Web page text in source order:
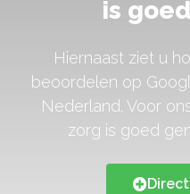
is
Hiernaast ziet u
beoordelen op
Nederland. Voor
zorg is goed